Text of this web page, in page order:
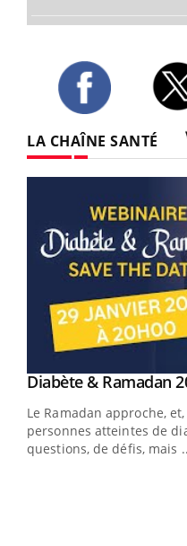
LA CHAÎNE SANTÉ
Youtube
Diabète & Ramadan
Le Ramadan approche,
personnes atteintes de
questions, de défis, mais